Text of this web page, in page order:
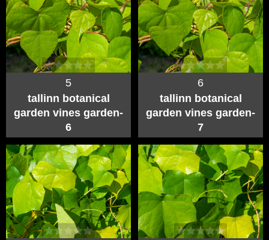
5
tallinn botanical
garden vines garden-
6
6
tallinn botanical
garden vines garden-
7